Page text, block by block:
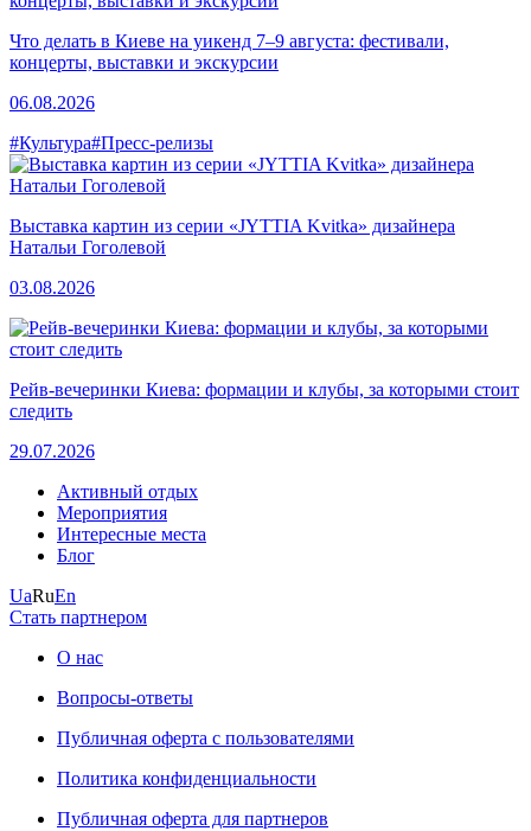
Что делать в Киеве на уикенд 7–9 августа: фестивали,
концерты, выставки и экскурсии
06.08.2026
#Культура#Пресс-релизы
Выставка картин из серии «JYTTIA Kvitka» дизайнера
Натальи Гоголевой
03.08.2026
Рейв-вечеринки Киева: формации и клубы, за которыми стоит
следить
29.07.2026
Активный отдых
Мероприятия
Интересные места
Блог
UaRuEn
Стать партнером
О нас
Вопросы-ответы
Публичная оферта с пользователями
Политика конфиденциальности
Публичная оферта для партнеров